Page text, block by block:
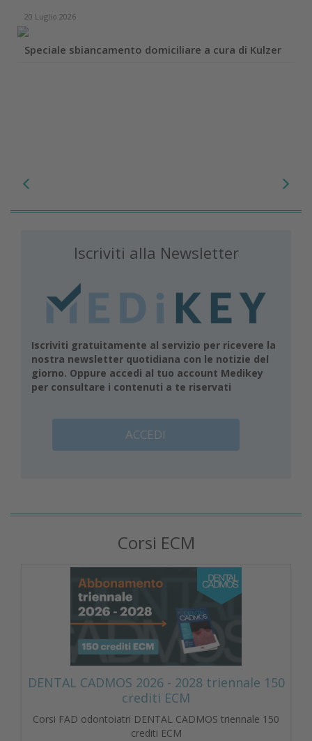
20 Luglio 2026
Speciale sbiancamento domiciliare a cura di Kulzer
Iscriviti alla Newsletter
Iscriviti gratuitamente al servizio per ricevere la
nostra newsletter quotidiana con le notizie del
giorno. Oppure accedi al tuo account Medikey
per consultare i contenuti a te riservati
ACCEDI
Corsi ECM
DENTAL CADMOS 2026 - 2028 triennale 150
crediti ECM
Corsi FAD odontoiatri DENTAL CADMOS triennale 150
crediti ECM